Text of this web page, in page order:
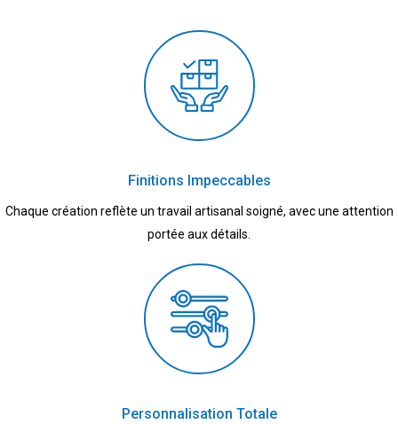
Finitions Impeccables
Chaque création reflète un travail artisanal soigné, avec une attention
portée aux détails.
Personnalisation Totale